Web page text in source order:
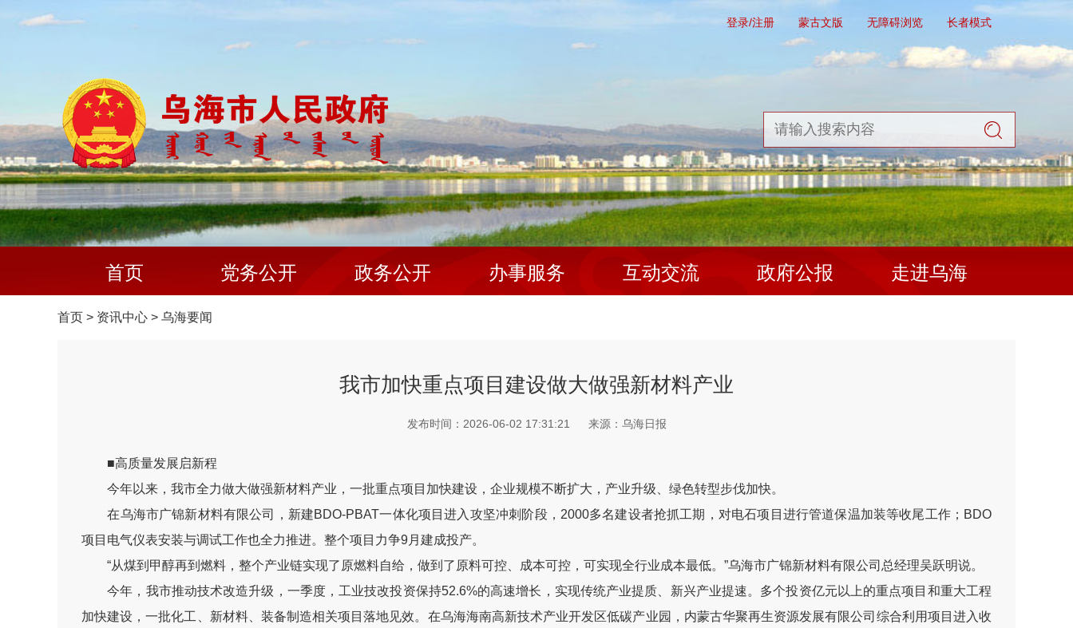
登录/注册 蒙古文版 无障碍浏览 长者模式
首页 党务公开 政务公开 办事服务 互动交流 政府公报 走进乌海
首页 > 资讯中心 > 乌海要闻
我市加快重点项目建设做大做强新材料产业
发布时间：2026-06-02 17:31:21 来源：乌海日报
■高质量发展启新程
今年以来，我市全力做大做强新材料产业，一批重点项目加快建设，企业规模不断扩大，产业升级、绿色转型步伐加快。
在乌海市广锦新材料有限公司，新建BDO-PBAT一体化项目进入攻坚冲刺阶段，2000多名建设者抢抓工期，对电石项目进行管道保温加装等收尾工作；BDO
项目电气仪表安装与调试工作也全力推进。整个项目力争9月建成投产。
“从煤到甲醇再到燃料，整个产业链实现了原燃料自给，做到了原料可控、成本可控，可实现全行业成本最低。”乌海市广锦新材料有限公司总经理吴跃明说。
今年，我市推动技术改造升级，一季度，工业技改投资保持52.6%的高速增长，实现传统产业提质、新兴产业提速。多个投资亿元以上的重点项目和重大工程
加快建设，一批化工、新材料、装备制造相关项目落地见效。在乌海海南高新技术产业开发区低碳产业园，内蒙古华聚再生资源发展有限公司综合利用项目进入收